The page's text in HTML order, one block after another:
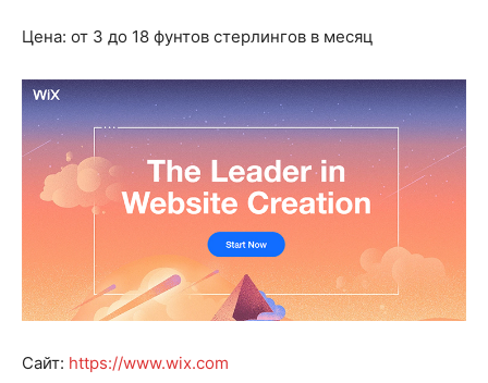
Цена: от 3 до 18 фунтов стерлингов в месяц
Сайт: https://www.wix.com